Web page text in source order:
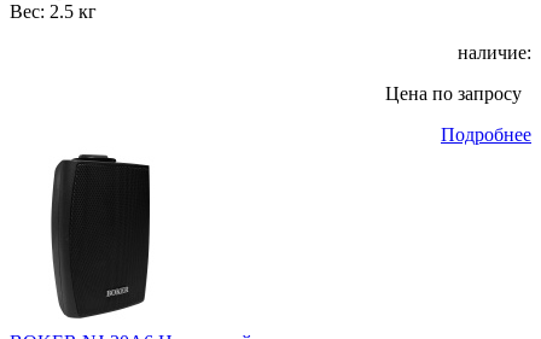
Вес: 2.5 кг
наличие:
Цена по запросу
Подробнее